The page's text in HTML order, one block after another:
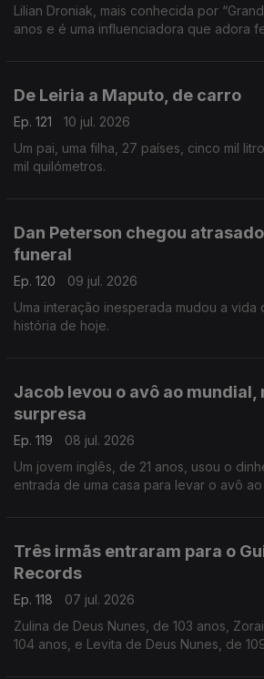
Lilian Droniak, mais conhecida por
anos e é uma influenciadora que adora
De Leiria a Maputo, de carro
Ep. 121
10 jul. 2026
Um pai, uma filha, 27 países, cinco mil
mil quilómetros.
Dan Peterson chegou
funeral
Ep. 120
09 jul. 2026
Uma interação inesperada mudou a vida
história de hoje.
Jacob levou o avô ao mundial,
surpresa
Ep. 119
08 jul. 2026
Um jovem inglês, de 21 anos, usou o
entrada de uma casa para levar o avô ao
Três irmãs entraram para o
Records
Ep. 118
07 jul. 2026
Zulina de Deus Nunes, de 103 anos,
104 anos, e Levita de Deus Nunes, de